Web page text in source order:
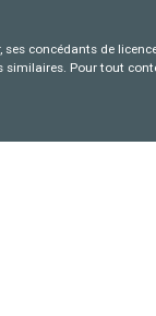
concédants de
Pour tout